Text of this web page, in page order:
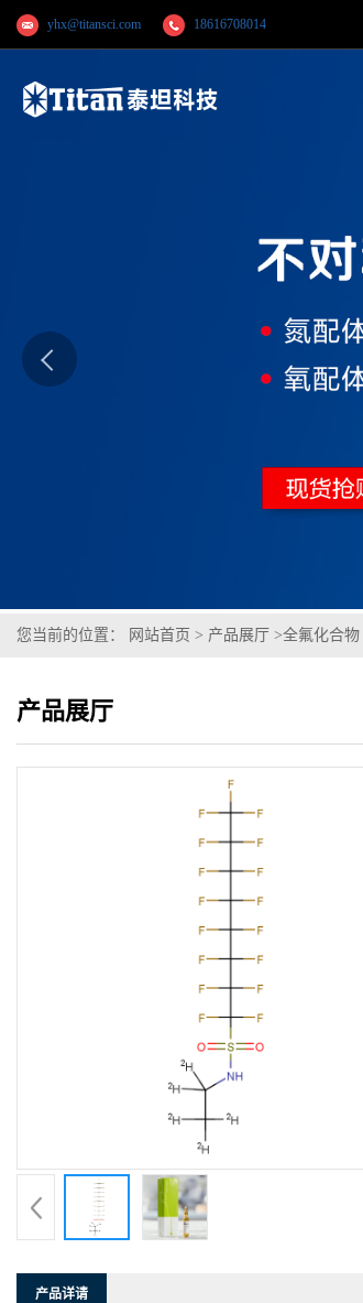
yhx@titansci.com 18616708014
您当前的位置： 网站首页 > 产品展厅 >全氟化合物
产品展厅
产品详请